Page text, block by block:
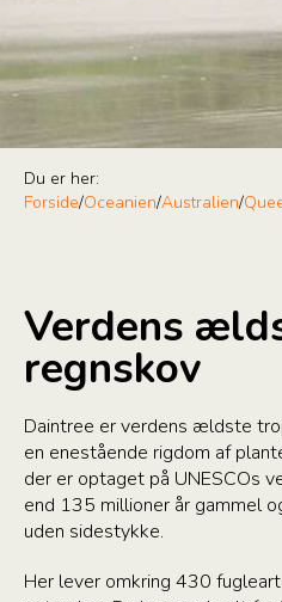
Du er her:
Forside/Oceanien/Australien/
Verdens
regnskov
Daintree er verdens ældste
en enestående rigdom af
der er optaget på UNESCOs
end 135 millioner år gammel
uden sidestykke.
Her lever omkring 430